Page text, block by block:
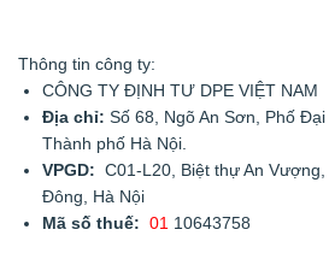
Thông tin công ty:
CÔNG TY ĐỊNH TƯ DPE VIỆT NAM
Địa chỉ: Số 68, Ngõ An Sơn, Phố
Thành phố Hà Nội.
VPGD: C01-L20, Biệt thự An
Đông, Hà Nội
Mã số thuế: 01 10643758